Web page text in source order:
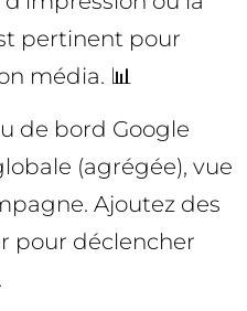
pertinent pour
média. 📊
de bord Google
(agrégée), vue
Ajoutez des
pour déclencher